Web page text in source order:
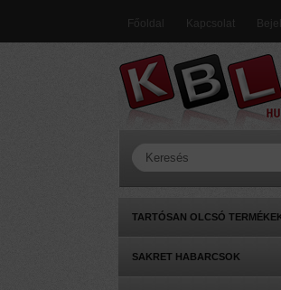
Főoldal Kapcsolat
TARTÓSAN OLCSÓ
SAKRET HABARCSOK